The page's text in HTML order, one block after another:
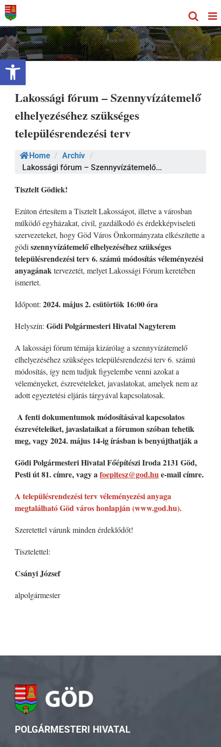
Eszköztár megnyitása
Kihagyás
Lakossági fórum – Szennyvízátemelő
elhelyezéséhez szükséges
településrendezési terv
Home / Archív /
Lakossági fórum – Szennyvízátemelő...
Tisztelt Gödiek!
Ezúton értesítem a Tisztelt Lakosságot, illetve a városban
működő egyházakat, civil, gazdálkodó és érdekképviseleti
szervezeteket, hogy Göd Város Önkormányzata elkészítette a
gödi szennyvízátemelő elhelyezéséhez szükséges
településrendezési terv 6. számú módosítás véleményezési
anyagánaktervezetét, melyet Lakossági Fórum keretében
ismertet.
Időpont: 2024. május 2. csütörtök 16:00 óra
Helyszín: Gödi Polgármesteri Hivatal Nagyterem
A lakossági fórum témája kizárólag a szennyvízátemelő
elhelyezéséhez szükséges településrendezési terv 6. számú
módosítás, így nem tudjuk figyelembe venni azokat a
véleményeket, észrevételeket, javaslatokat, amelyek nem az
adott egyeztetési eljárás tárgyával kapcsolatosak.
A fenti dokumentumok módosításával kapcsolatos
észrevételeiket, javaslataikat a fórumon szóban tehetik
meg, vagy2024. május 14-ig írásban is benyújthatják a
Gödi Polgármesteri Hivatal Főépítészi Iroda 2131 Göd,
Pesti út 81. címre, vagy afoepitesz@god.hue-mail címre.
A településrendezési terv véleményezési anyaga
megtalálható Göd város honlapján (www.god.hu).
Szeretettel várunk minden érdeklődőt!
Tisztelettel:
Csányi József
alpolgármester
POLGÁRMESTERI HIVATAL